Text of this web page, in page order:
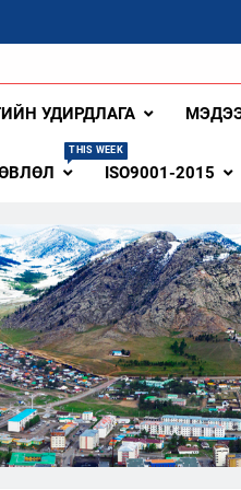
УДИРДЛАГА
THIS WEEK
ISO9001-2015